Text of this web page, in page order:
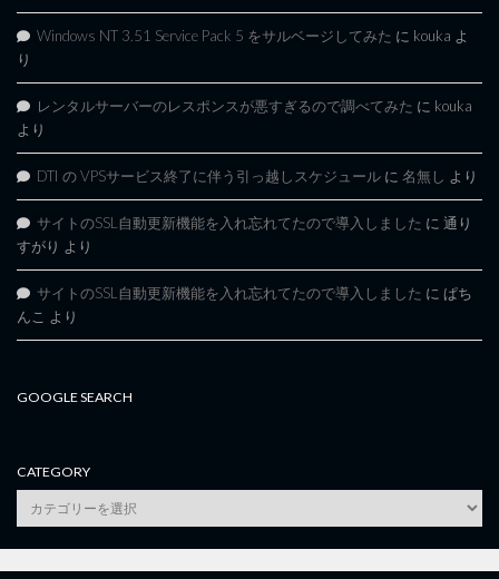
Windows NT 3.51 Service Pack 5 をサルベージしてみた に kouka よ
り
レンタルサーバーのレスポンスが悪すぎるので調べてみた に kouka
より
DTI の VPSサービス終了に伴う引っ越しスケジュール に 名無し より
サイトのSSL自動更新機能を入れ忘れてたので導入しました に 通り
すがり より
サイトのSSL自動更新機能を入れ忘れてたので導入しました に ぱち
んこ より
GOOGLE SEARCH
CATEGORY
category